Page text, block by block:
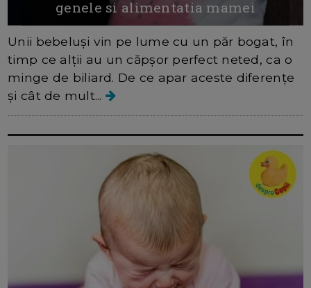
genele si alimentatia mamei
Unii bebeluși vin pe lume cu un păr bogat, în
timp ce alții au un căpșor perfect neted, ca o
minge de biliard. De ce apar aceste diferențe
și cât de mult...